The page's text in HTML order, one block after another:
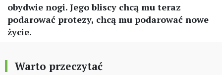
obydwie nogi. Jego bliscy chcą mu teraz
podarować protezy, chcą mu podarować nowe
życie.
Warto przeczytać